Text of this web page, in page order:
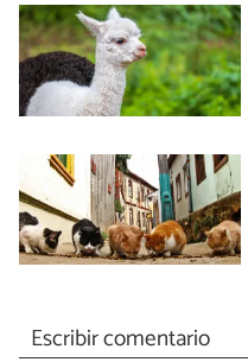
Escribir comentario